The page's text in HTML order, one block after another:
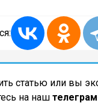
статью или вы
на наш